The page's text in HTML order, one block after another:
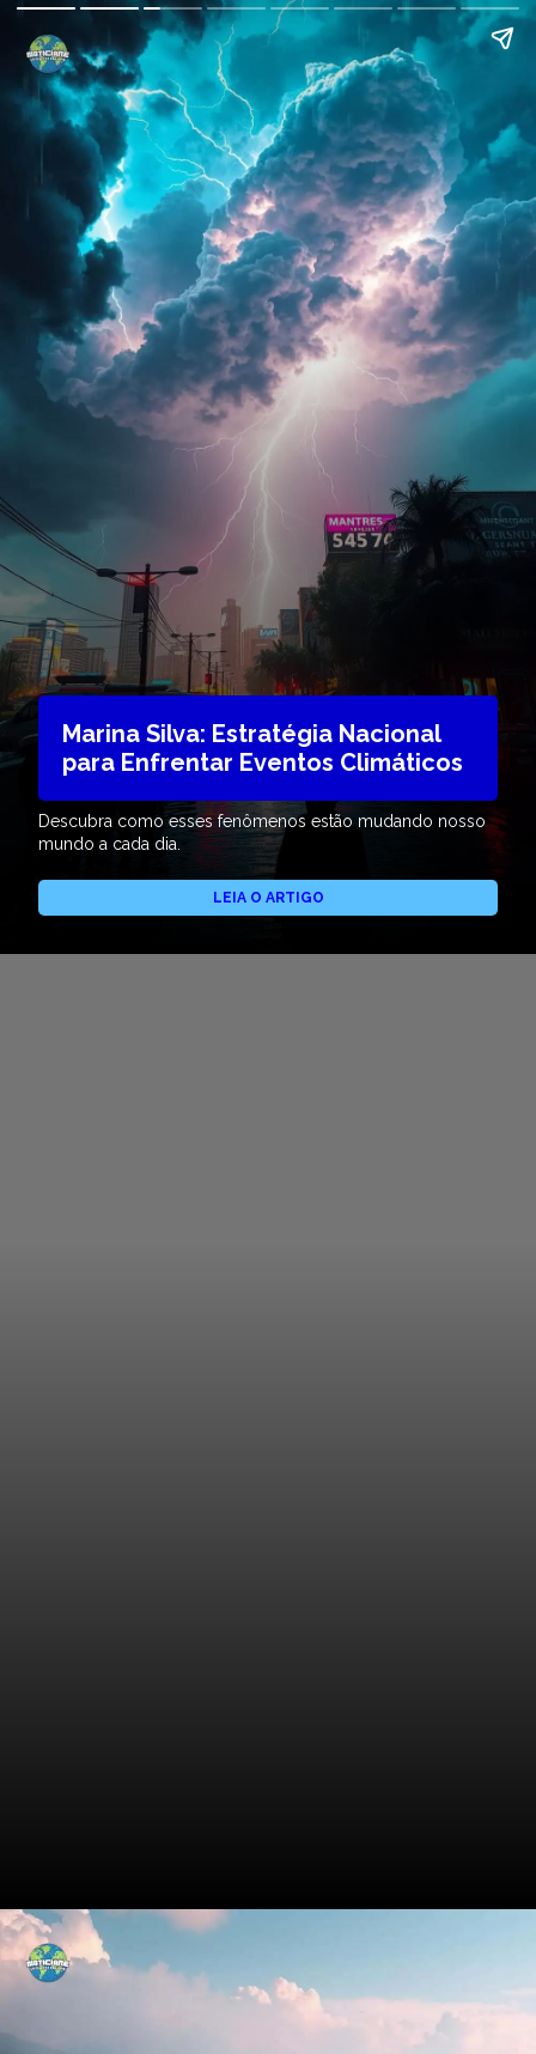
Marina Silva: Estratégia Nacional
para Enfrentar Eventos Climáticos
Descubra como esses fenômenos estão mudando nosso
mundo a cada dia.
LEIA O ARTIGO